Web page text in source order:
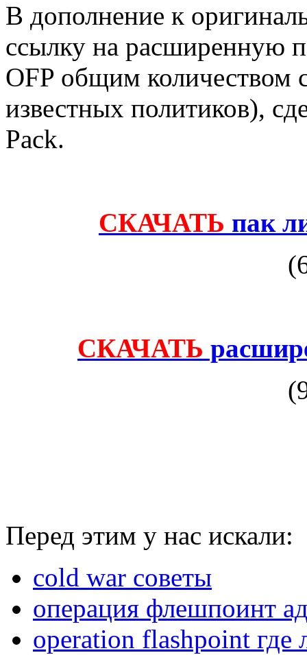
В дополнение к
ссылку на расширенную
OFP общим количеством
известных политиков),
Pack.
СКАЧАТЬ пак
СКАЧАТЬ
Перед этим у нас искали:
cold war советы
операция флешпоинт
operation flashpoint где